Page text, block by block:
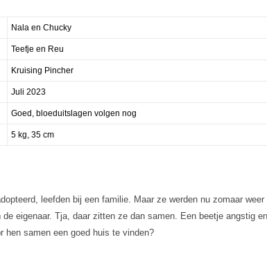
Nala en Chucky
Teefje en Reu
Kruising Pincher
Juli 2023
Goed, bloeduitslagen volgen nog
5 kg, 35 cm
leefden bij een familie. Maar ze werden nu zomaar
eigenaar. Tja, daar zitten ze dan samen. Een beetje angstig
hen samen een goed huis te vinden?